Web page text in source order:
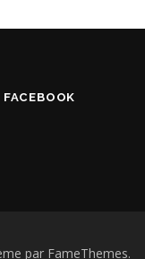
par FameThemes.